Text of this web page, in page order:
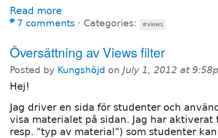
Read more
7 comments ⋅ Categories: #views
Översättning av Views filter
Posted by Kungshöjd on July 1, 2012 at
Hej!
Jag driver en sida för studenter och
visa materialet på sidan. Jag har
resp. "typ av material") som studenter